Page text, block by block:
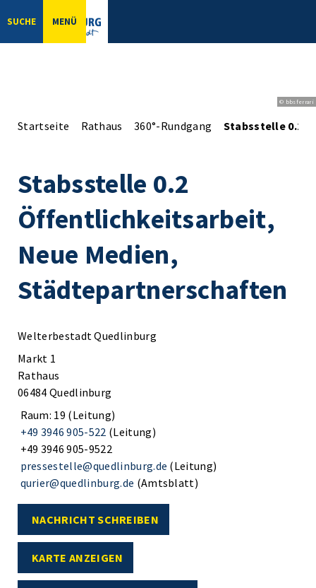
SUCHE MENÜ
© bbsferrari
Startseite Rathaus 360°-Rundgang Stabsstelle 0.2
Stabsstelle 0.2
Öffentlichkeitsarbeit,
Neue Medien,
Städtepartnerschaften
Welterbestadt Quedlinburg
Markt 1
Rathaus
06484 Quedlinburg
Raum: 19 (Leitung)
+49 3946 905-522 (Leitung)
+49 3946 905-9522
pressestelle@quedlinburg.de (Leitung)
qurier@quedlinburg.de (Amtsblatt)
NACHRICHT SCHREIBEN
KARTE ANZEIGEN